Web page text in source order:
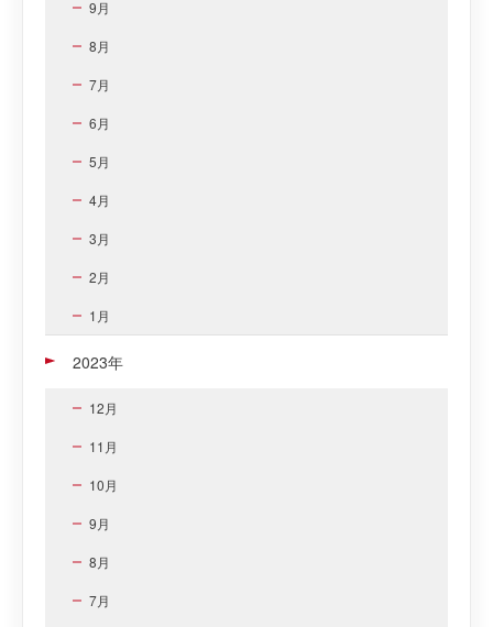
9月
8月
7月
6月
5月
4月
3月
2月
1月
2023年
12月
11月
10月
9月
8月
7月